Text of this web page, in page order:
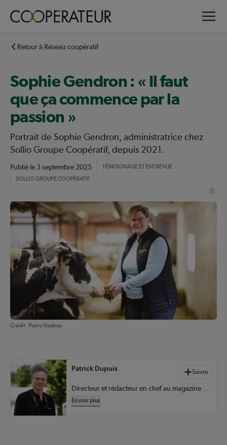
principalRetour à Réseau coopératif
Sophie Gendron : « Il faut
que ça commence par la
passion »
Portrait de Sophie Gendron, administratrice chez
Sollio Groupe Coopératif, depuis 2021.
Publié le 3 septembre 2025
TÉMOIGNAGE ET ENTREVUE
SOLLIO GROUPE COOPÉRATIF
Crédit :Patric Nadeau
Auteurs de contenu
Patrick Dupuis Suivre
Directeur et rédacteur en chef au magazine Coopérateur
En voir plus